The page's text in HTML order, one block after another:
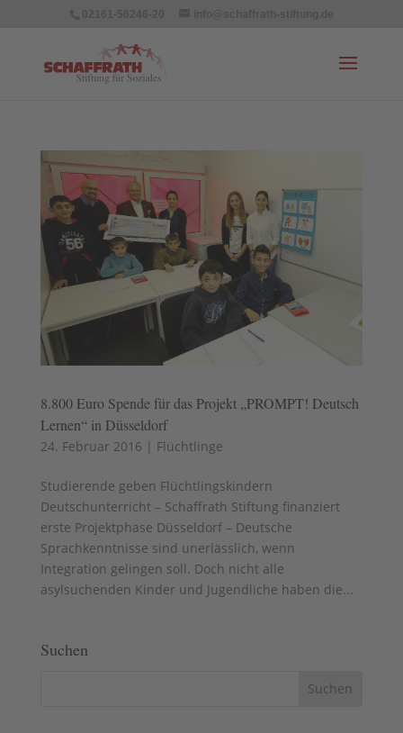
8.800 Euro Spende für das Projekt „PROMPT! Deutsch
Lernen“ in Düsseldorf
24. Februar 2016 | Flüchtlinge
Studierende geben Flüchtlingskindern
Deutschunterricht – Schaffrath Stiftung finanziert
erste Projektphase Düsseldorf – Deutsche
Sprachkenntnisse sind unerlässlich, wenn
Integration gelingen soll. Doch nicht alle
asylsuchenden Kinder und Jugendliche haben die...
Suchen